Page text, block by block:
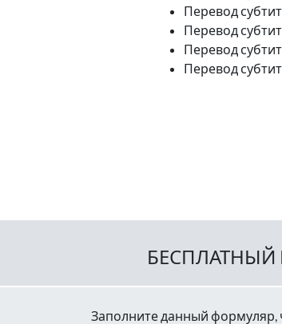
Перевод
Перевод
Перевод
Перевод
БЕСПЛАТНЫЙ
Заполните данный формуляр,